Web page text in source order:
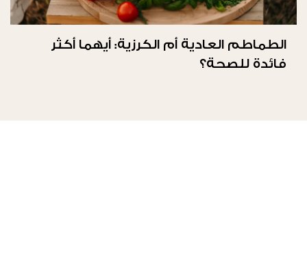
الطماطم العادية أم الكرزية: أيهما أكثر
فائدة للصحة؟